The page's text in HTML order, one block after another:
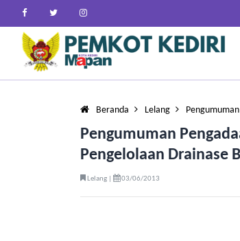
Beranda Lelang
Pengumuman
Pengelolaan Drainase
Lelang | 03/06/2013